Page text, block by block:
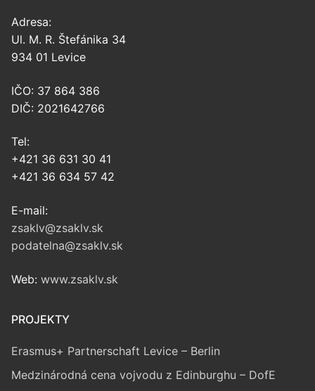
Adresa:
Ul. M. R. Štefánika 34
934 01 Levice
IČO: 37 864 386
DIČ: 2021642766
Tel:
+421 36 631 30 41
+421 36 634 57 42
E-mail:
zsaklv@zsaklv.sk
podatelna@zsaklv.sk
Web: www.zsaklv.sk
PROJEKTY
Erasmus+ Partnerschaft Levice – Berlin
Medzinárodná cena vojvodu z Edinburghu – DofE